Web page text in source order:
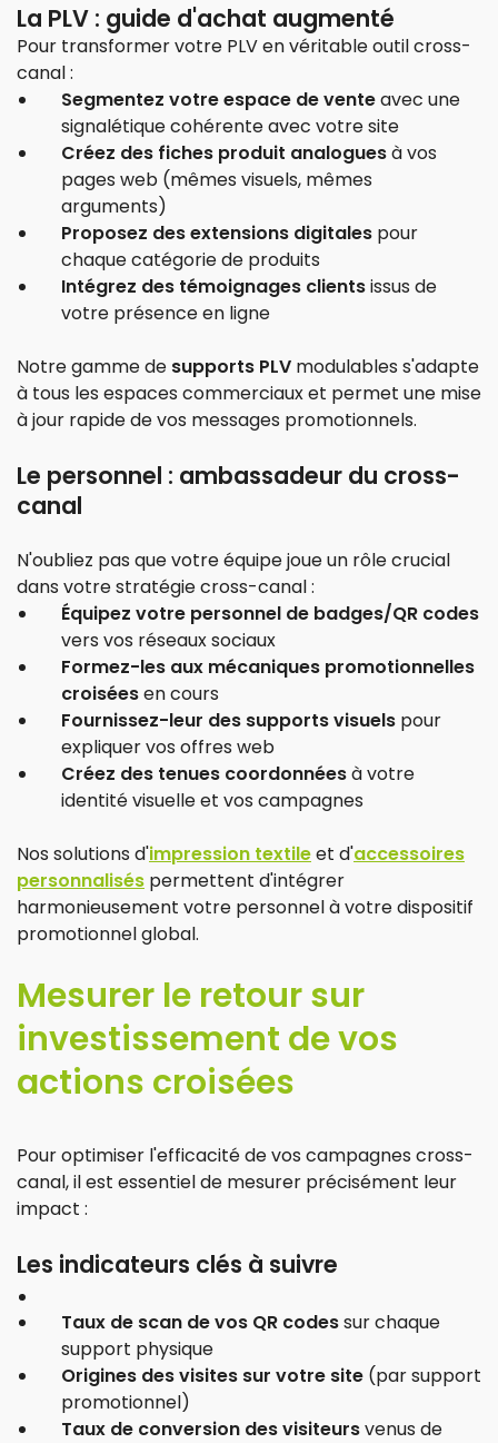
La PLV : guide d'achat augmenté
Pour transformer votre PLV en véritable outil cross-
canal :
Segmentez votre espace de venteavec une
signalétique cohérente avec votre site
Créez des fiches produit analoguesà vos
pages web (mêmes visuels, mêmes
arguments)
Proposez des extensions digitales pour
chaque catégorie de produits
Intégrez des témoignages clientsissus de
votre présence en ligne
Notre gamme de supports PLV modulables s'adapte
à tous les espaces commerciaux et permet une mise
à jour rapide de vos messages promotionnels.
Le personnel : ambassadeur du cross-
canal
N'oubliez pas que votre équipe joue un rôle crucial
dans votre stratégie cross-canal :
Équipez votre personnel de badges/QR codes
vers vos réseaux sociaux
Formez-les aux mécaniques promotionnelles
croiséesen cours
Fournissez-leur des supports visuels pour
expliquer vos offres web
Créez des tenues coordonnéesà votre
identité visuelle et vos campagnes
Nos solutions d'impression textileet d'accessoires
personnalisés permettent d'intégrer
harmonieusement votre personnel à votre dispositif
promotionnel global.
Mesurer le retour sur
investissement de vos
actions croisées
Pour optimiser l'efficacité de vos campagnes cross-
canal, il est essentiel de mesurer précisément leur
impact :
Les indicateurs clés à suivre
Taux de scan de vos QR codessur chaque
support physique
Origines des visites sur votre site (par support
promotionnel)
Taux de conversion des visiteursvenus de